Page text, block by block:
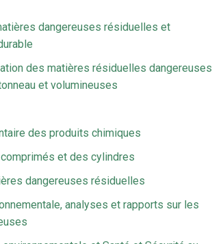
dangereuses résiduelles et
des matières résiduelles dangereuses
et volumineuses
des produits chimiques
et des cylindres
dangereuses résiduelles
analyses et rapports sur les